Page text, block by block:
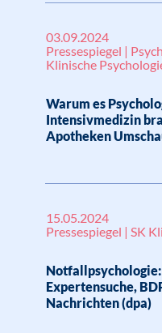
03.09.2024
Pressespiegel |
Klinische
Warum es
Intensivmedizin
Apotheken
15.05.2024
Pressespiegel | SK
Expertensuche,
Nachrichten (dpa)